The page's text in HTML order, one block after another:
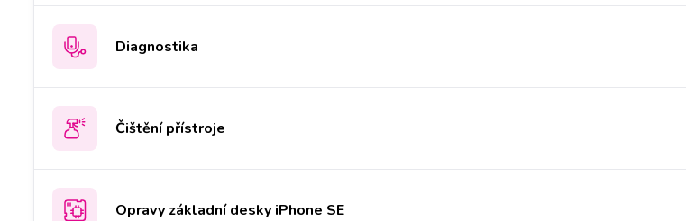
Diagnostika
Čištění přístroje
Opravy základní desky iPhone SE